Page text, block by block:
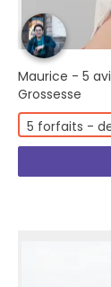
Maurice - 5
Grossesse
5 forfaits -